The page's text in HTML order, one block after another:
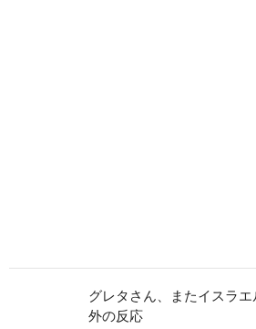
グレタさん、またイスラ
外の反応